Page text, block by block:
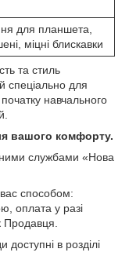
для планшета,
міцні блискавки
та стиль
спеціально для
навчального
вашого комфорту.
службами «Нова
способом:
оплата у разі
Продавця.
доступні в розділі